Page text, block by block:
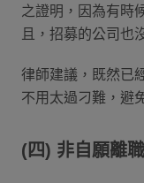
之證明，因為有時
且，招募的公司也
律師建議，既然已
不用太過刁難，避
(四) 非自願離